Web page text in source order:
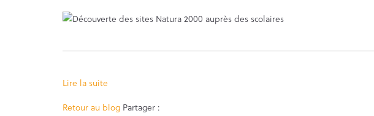
Lire la suite
Retour au blog Partager :